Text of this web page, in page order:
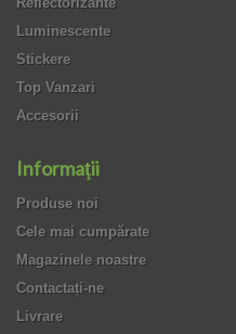
Luminescente
Stickere
Top Vanzari
Accesorii
Informaţii
Produse noi
Cele mai cumpărate
Magazinele noastre
Contactați-ne
Livrare